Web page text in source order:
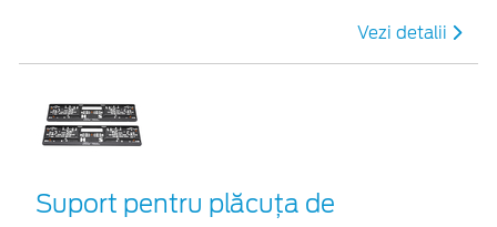
Vezi detalii
Suport pentru plăcuța de